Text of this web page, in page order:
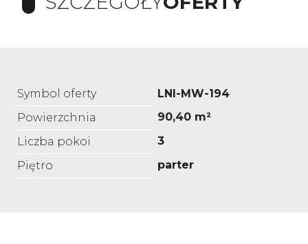
Symbol oferty
LNI-MW-194
Powierzchnia
90,40 m²
Liczba pokoi
3
Piętro
parter